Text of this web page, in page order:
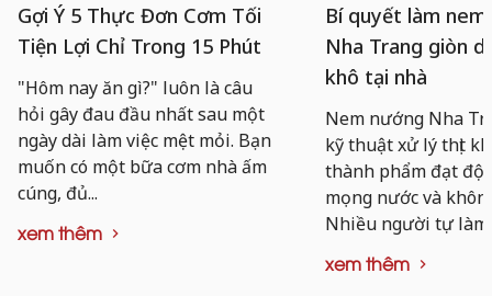
Gợi Ý 5 Thực Đơn Cơm Tối
Tiện Lợi Chỉ Trong 15 Phút
"Hôm nay ăn gì?" luôn là câu
hỏi gây đau đầu nhất sau một
ngày dài làm việc mệt mỏi. Bạn
muốn có một bữa cơm nhà ấm
cúng, đủ...
xem thêm
Bí quyết làm
Nha Trang giòn
khô tại nhà
Nem nướng Nha
kỹ thuật xử lý thịt
thành phẩm đạt độ
mọng nước và
Nhiều người tự
xem thêm